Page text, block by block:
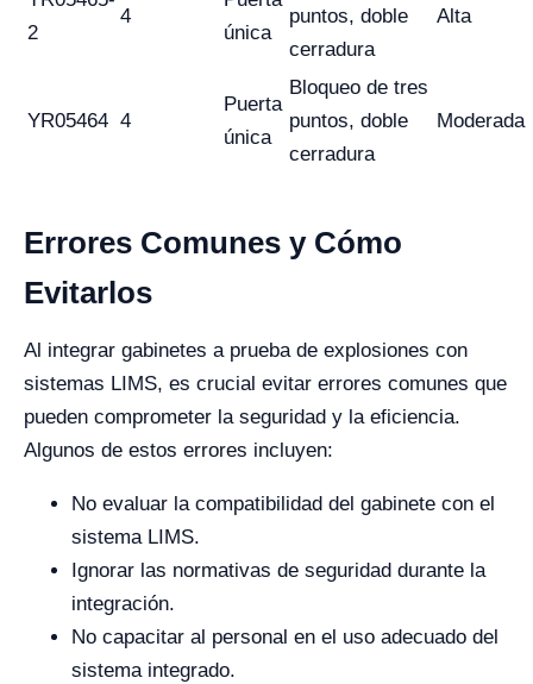
2
4
única
puntos, doble
cerradura
Alta
YR05464 4
Puerta
única
Bloqueo de tres
puntos, doble
cerradura
Moderada
Errores Comunes y Cómo
Evitarlos
Al integrar gabinetes a prueba de explosiones con
sistemas LIMS, es crucial evitar errores comunes que
pueden comprometer la seguridad y la eficiencia.
Algunos de estos errores incluyen:
No evaluar la compatibilidad del gabinete con el
sistema LIMS.
Ignorar las normativas de seguridad durante la
integración.
No capacitar al personal en el uso adecuado del
sistema integrado.